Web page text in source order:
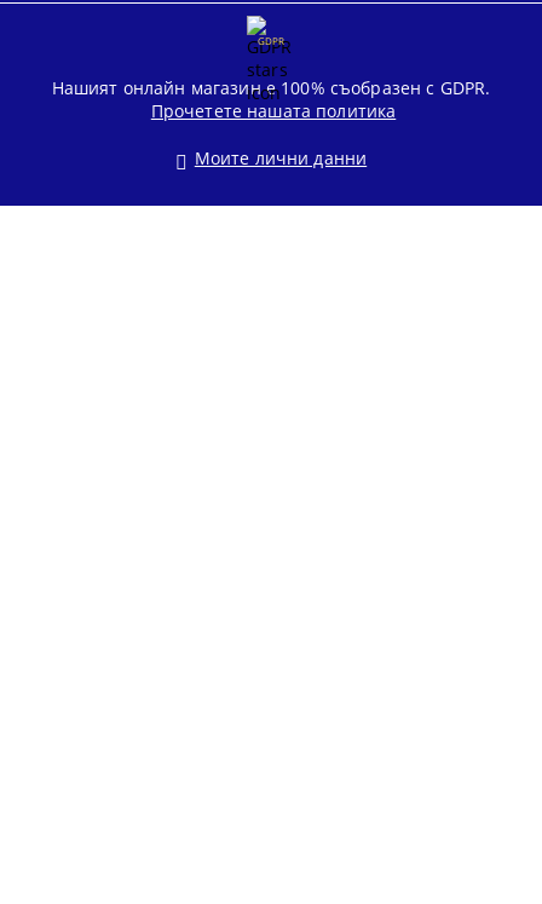
GDPR
Нашият онлайн магазин е 100% съобразен с GDPR.
Прочетете нашата политика
Моите лични данни